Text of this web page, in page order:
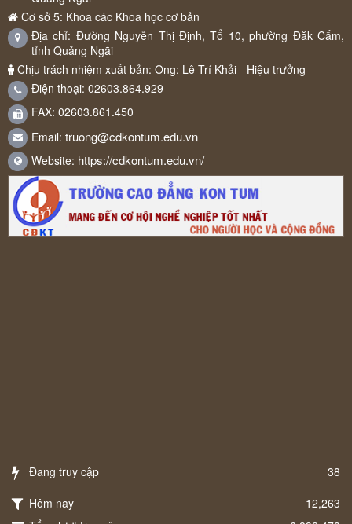
Cơ sở 5: Khoa các Khoa học cơ bản
Địa chỉ: Đường Nguyễn Thị Định, Tổ 10, phường Đăk Cấm,
tỉnh Quảng Ngãi
Chịu trách nhiệm xuất bản: Ông: Lê Trí Khải - Hiệu trưởng
Điện thoại: 02603.864.929
FAX: 02603.861.450
Email: truong@cdkontum.edu.vn
Website: https://cdkontum.edu.vn/
Đang truy cập
38
Hôm nay
12,263